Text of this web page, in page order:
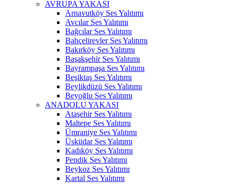
AVRUPA YAKASI
Arnavutköy Ses Yalıtımı
Avcılar Ses Yalıtımı
Bağcılar Ses Yalıtımı
Bahçelirevler Ses Yalıtımı
Bakırköy Ses Yalıtımı
Başakşehir Ses Yalıtımı
Bayrampaşa Ses Yalıtımı
Beşiktaş Ses Yalıtımı
Beylikdüzü Ses Yalıtımı
Beyoğlu Ses Yalıtımı
ANADOLU YAKASI
Ataşehir Ses Yalıtımı
Maltepe Ses Yalıtımı
Ümraniye Ses Yalıtımı
Üsküdar Ses Yalıtımı
Kadıköy Ses Yalıtımı
Pendik Ses Yalıtımı
Beykoz Ses Yalıtımı
Kartal Ses Yalıtımı